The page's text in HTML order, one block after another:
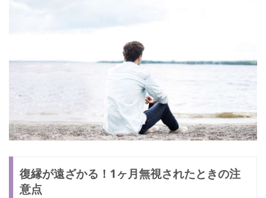
復縁が遠ざかる！1ヶ月無視されたときの注
意点